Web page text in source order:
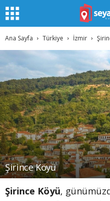
Ana Sayfa Türkiye İzmir
Şirince Köyü
Şirince Köyü,